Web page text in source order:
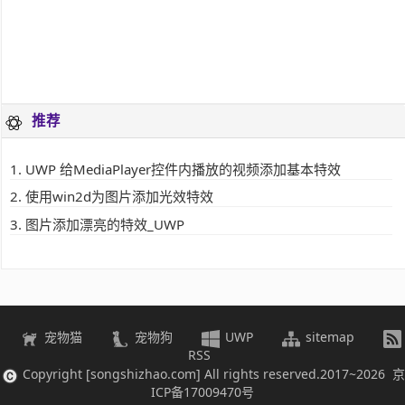
推荐
UWP 给MediaPlayer控件内播放的视频添加基本特效
使用win2d为图片添加光效特效
图片添加漂亮的特效_UWP
宠物猫 宠物狗 UWP
sitemap
RSS
Copyright [songshizhao.com] All rights reserved.2017~2026 京
ICP备17009470号